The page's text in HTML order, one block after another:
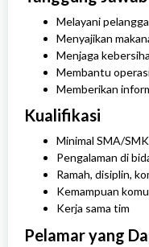
Melayani
Menyajikan
Menjaga
Membantu
Memberikan
Kualifikasi
Minimal SMA/
Pengalaman di
Ramah, disiplin,
Kemampuan
Kerja sama tim
Pelamar yang